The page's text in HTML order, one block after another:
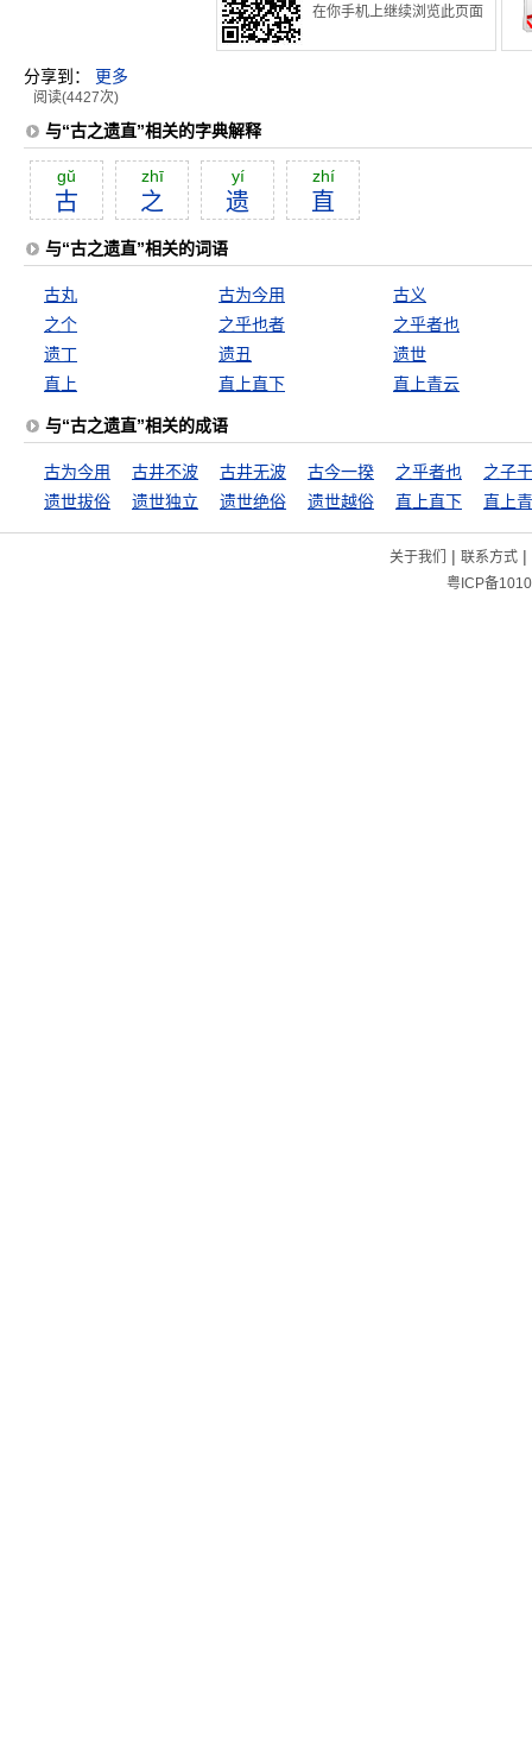
在你手机上继续浏览此页面
分享到： 更多
阅读(4427次)
与“古之遗直”相关的字典解释
gŭ
古
zhī
之
yí
遗
zhí
直
与“古之遗直”相关的词语
古丸 古为今用
古义
之个
之乎也者
之乎者也
遗丁
遗丑
遗世
直上
直上直下 直上青云
与“古之遗直”相关的成语
古为今用 古井不波 古井无波 古今一揆 之乎者也
之子
遗世拔俗
遗世独立 遗世绝俗 遗世越俗 直上直下 直上
关于我们 | 联系方式|
粤ICP备